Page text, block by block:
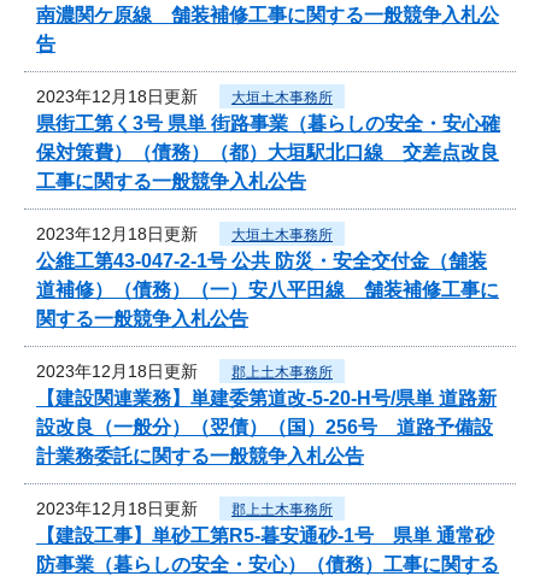
南濃関ケ原線 舗装補修工事に関する一般競争入札公
告
2023年12月18日更新 大垣土木事務所
県街工第く3号 県単 街路事業（暮らしの安全・安心確
保対策費）（債務）（都）大垣駅北口線 交差点改良
工事に関する一般競争入札公告
2023年12月18日更新 大垣土木事務所
公維工第43-047-2-1号 公共 防災・安全交付金（舗装
道補修）（債務）（一）安八平田線 舗装補修工事に
関する一般競争入札公告
2023年12月18日更新 郡上土木事務所
【建設関連業務】単建委第道改-5-20-H号/県単 道路新
設改良（一般分）（翌債）（国）256号 道路予備設
計業務委託に関する一般競争入札公告
2023年12月18日更新 郡上土木事務所
【建設工事】単砂工第R5-暮安通砂-1号 県単 通常砂
防事業（暮らしの安全・安心）（債務）工事に関する